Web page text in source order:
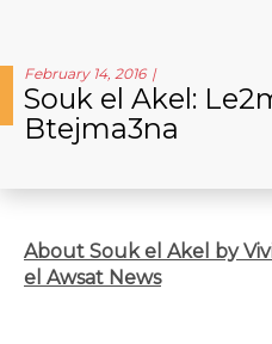
February 14, 2016
Souk el Akel:
Btejma3na
About Souk el Akel by
el Awsat News